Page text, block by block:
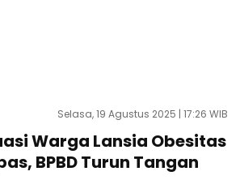
Selasa, 19 Agustus 2025 | 17:26 WIB
Warga Lansia Obesitas
BPBD Turun Tangan